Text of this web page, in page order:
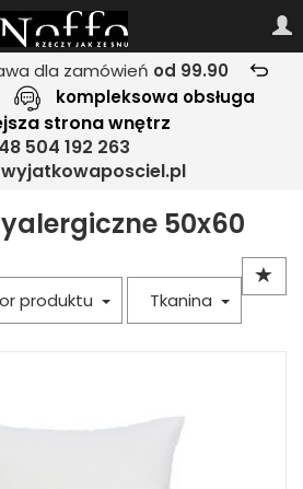
dla zamówień od 99.90
kompleksowa obsługa
strona wnętrz
504 192 263
50x60
produktu Tkanina